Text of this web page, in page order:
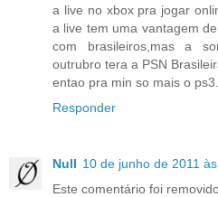
a live no xbox pra jogar
a live tem uma vantagem
com brasileiros,mas a
outrubro tera a PSN
entao pra min so mais o ps3...
Responder
Null 10 de junho de 2011
Este comentário foi